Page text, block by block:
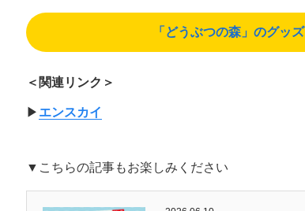
「どうぶつの森」のグッ
＜関連リンク＞
▶︎ エンスカイ
▼こちらの記事もお楽しみください